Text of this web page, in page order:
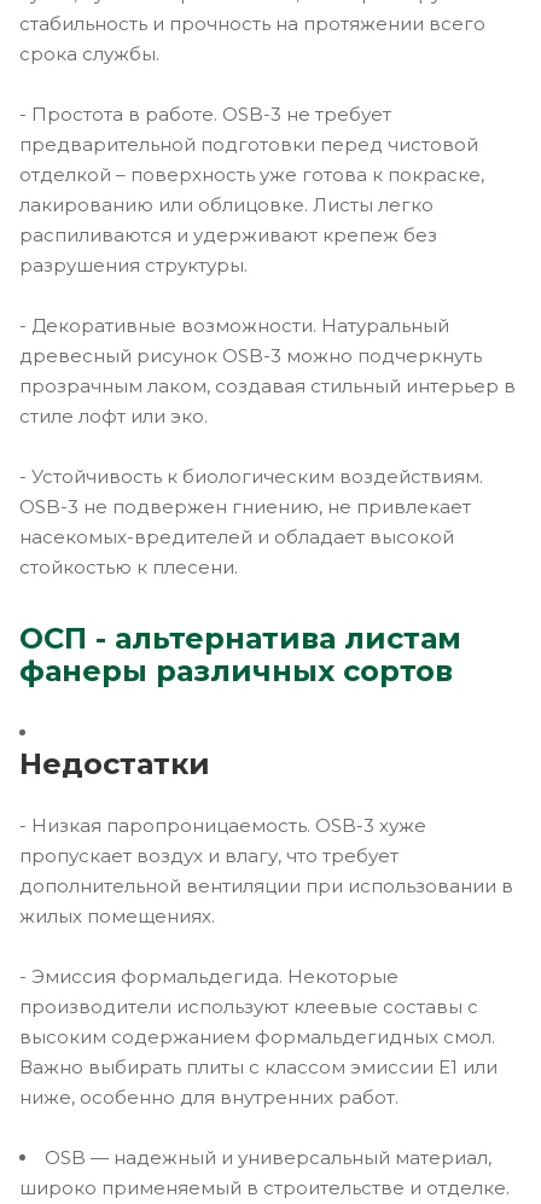
стабильность и прочность на протяжении всего
срока службы.
- Простота в работе. OSB-3 не требует
предварительной подготовки перед чистовой
отделкой – поверхность уже готова к покраске,
лакированию или облицовке. Листы легко
распиливаются и удерживают крепеж без
разрушения структуры.
- Декоративные возможности. Натуральный
древесный рисунок OSB-3 можно подчеркнуть
прозрачным лаком, создавая стильный интерьер в
стиле лофт или эко.
- Устойчивость к биологическим воздействиям.
OSB-3 не подвержен гниению, не привлекает
насекомых-вредителей и обладает высокой
стойкостью к плесени.
ОСП - альтернатива листам
фанеры различных сортов
Недостатки
- Низкая паропроницаемость. OSB-3 хуже
пропускает воздух и влагу, что требует
дополнительной вентиляции при использовании в
жилых помещениях.
- Эмиссия формальдегида. Некоторые
производители используют клеевые составы с
высоким содержанием формальдегидных смол.
Важно выбирать плиты с классом эмиссии E1 или
ниже, особенно для внутренних работ.
OSB — надежный и универсальный материал,
широко применяемый в строительстве и отделке.